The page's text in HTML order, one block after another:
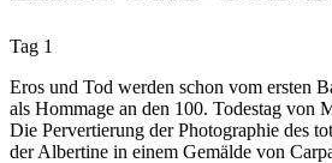
Tag 1
Eros und Tod werden schon vom ersten
als Hommage an den 100. Todestag von
Die Pervertierung der Photographie des
der Albertine in einem Gemälde von